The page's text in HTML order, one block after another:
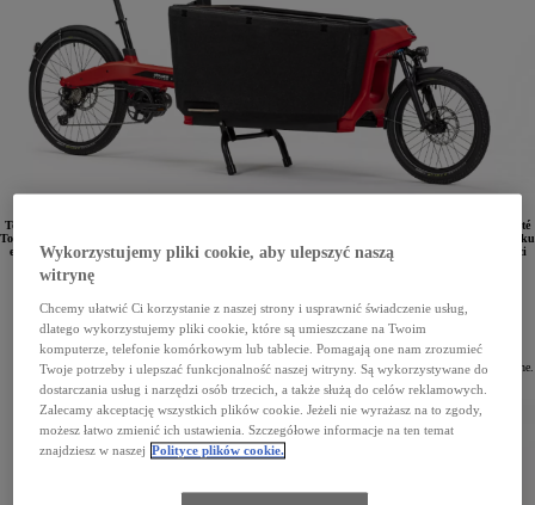
Toyota i DOUZE Cycles zaprezentowały nowy elektryczny rower cargo – DOUZE Cycles x La mobilité
Toyota. Łączy on funkcjonalność i trwałość z niskim śladem węglowym w całym cyklu życia. Na silniku
elektrycznym może pokonać do 100 km i przewieźć do 100 kg towaru. Rower będzie dostępny w sieci
dilerskiej Toyoty we Francji od września 2023 roku.
nowy elektryczny rower cargo. Tak powstał DOUZE Cycles x La mobilité Toyota – jednoślad
o ładowności do 100 kg i zasięgu na silniku elektrycznym do 100 km. To pierwszy model roweru
towarowego, który trafi do dystrybucji w sieci dilerskiej Toyoty we Francji. Będzie dostępny
w 300 salonach marki od września 2023 roku.
Nowy elektryczny rower cargo ma przestrzeń ładunkową przed kierownicą i wspomaganie elektryczne.
Można go z łatwością rozłożyć na dwie części – przednią i tylną, co ułatwia przechowywanie.
Wykorzystujemy pliki cookie, aby ulepszyć naszą
witrynę
Chcemy ułatwić Ci korzystanie z naszej strony i usprawnić świadczenie usług,
dlatego wykorzystujemy pliki cookie, które są umieszczane na Twoim
komputerze, telefonie komórkowym lub tablecie. Pomagają one nam zrozumieć
Twoje potrzeby i ulepszać funkcjonalność naszej witryny. Są wykorzystywane do
dostarczania usług i narzędzi osób trzecich, a także służą do celów reklamowych.
Zalecamy akceptację wszystkich plików cookie. Jeżeli nie wyrażasz na to zgody,
możesz łatwo zmienić ich ustawienia. Szczegółowe informacje na ten temat
znajdziesz w naszej Polityce plików cookie.